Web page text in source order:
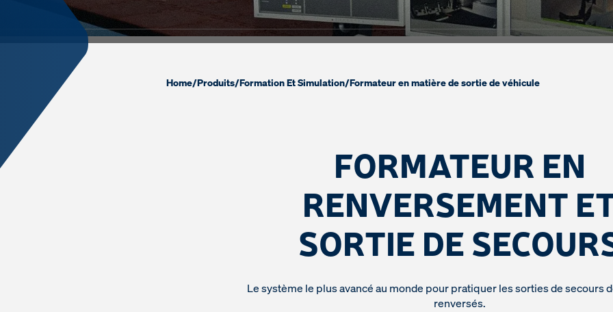
Home/Produits/Formation Et Simulation/Formateur en matière de sortie de véhicule
FORMATEUR EN
RENVERSEMENT
SORTIE DE
Le système le plus avancé au monde pour pratiquer les sorties de secours
renversés.